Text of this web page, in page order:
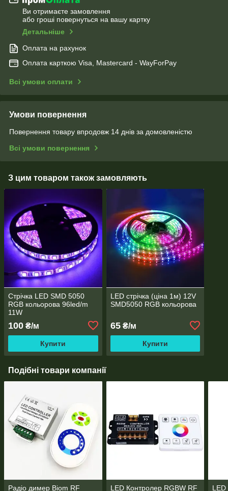
Ви отримаєте замовлення
або гроші повернуться на вашу картку
Детальніше
Оплата на рахунок
Оплата карткою Visa, Mastercard - WayForPay
Всі умови оплати
Умови повернення
Повернення товару впродовж 14 днів за домовленістю
Всі умови повернення
З цим товаром також замовляють
Стрічка LED SMD 5050
RGB кольорова 96led/m
11W
100 ₴/м
Купити
LED стрічка (ціна 1м) 12V
SMD5050 RGB кольорова
65₴/м
Купити
Подібні товари компанії
Радіо димер Biom RF
LED Контролер RGBW RF